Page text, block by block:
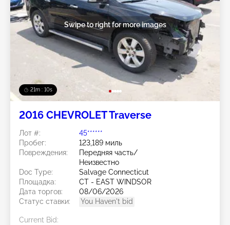
21m : 07s
Swipe to right for more images
2016 CHEVROLET Traverse
Лот #:
45******
Пробег:
123,189 миль
Повреждения:
Передняя часть/
Неизвестно
Doc Type:
Salvage Connecticut
Площадка:
CT - EAST WINDSOR
Дата торгов:
08/06/2026
Статус ставки:
You Haven't bid
Current Bid: